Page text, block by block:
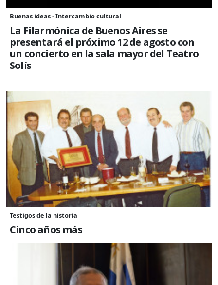
Buenas ideas - Intercambio cultural
La Filarmónica de Buenos Aires se
presentará el próximo 12 de agosto con
un concierto en la sala mayor del Teatro
Solís
Testigos de la historia
Cinco años más